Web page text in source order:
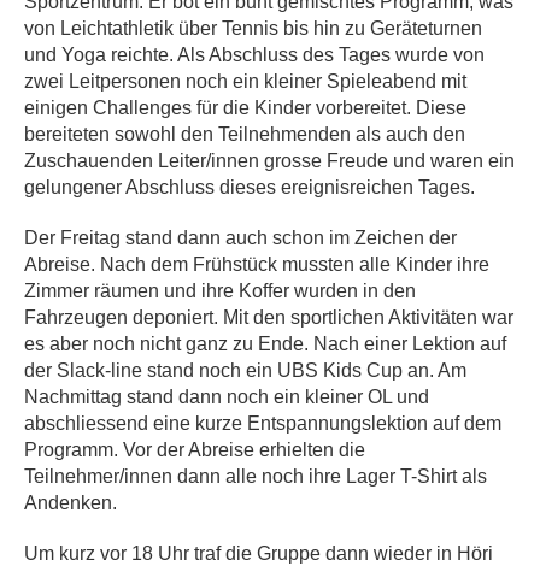
von Leichtathletik über Tennis bis hin zu Geräteturnen
und Yoga reichte. Als Abschluss des Tages wurde von
zwei Leitpersonen noch ein kleiner Spieleabend mit
einigen Challenges für die Kinder vorbereitet. Diese
bereiteten sowohl den Teilnehmenden als auch den
Zuschauenden Leiter/innen grosse Freude und waren ein
gelungener Abschluss dieses ereignisreichen Tages.
Der Freitag stand dann auch schon im Zeichen der
Abreise. Nach dem Frühstück mussten alle Kinder ihre
Zimmer räumen und ihre Koffer wurden in den
Fahrzeugen deponiert. Mit den sportlichen Aktivitäten war
es aber noch nicht ganz zu Ende. Nach einer Lektion auf
der Slack-line stand noch ein UBS Kids Cup an. Am
Nachmittag stand dann noch ein kleiner OL und
abschliessend eine kurze Entspannungslektion auf dem
Programm. Vor der Abreise erhielten die
Teilnehmer/innen dann alle noch ihre Lager T-Shirt als
Andenken.
Um kurz vor 18 Uhr traf die Gruppe dann wieder in Höri